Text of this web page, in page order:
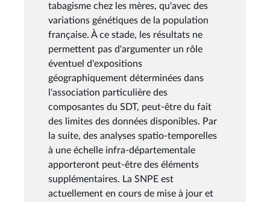
tabagisme chez les mères, qu'avec des
variations génétiques de la population
française. À ce stade, les résultats ne
permettent pas d'argumenter un rôle
éventuel d'expositions
géographiquement déterminées dans
l'association particulière des
composantes du SDT, peut-être du fait
des limites des données disponibles. Par
la suite, des analyses spatio-temporelles
à une échelle infra-départementale
apporteront peut-être des éléments
supplémentaires. La SNPE est
actuellement en cours de mise à jour et